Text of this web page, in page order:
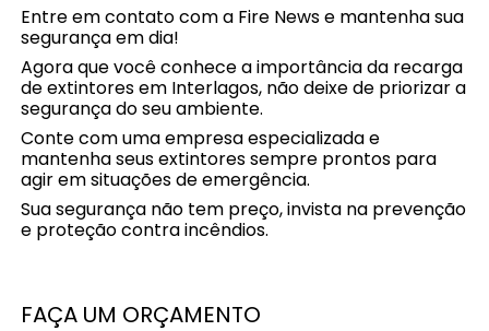
Entre em contato com a Fire News e mantenha sua
segurança em dia!
Agora que você conhece a importância da recarga
de extintores em Interlagos, não deixe de priorizar a
segurança do seu ambiente.
Conte com uma empresa especializada e
mantenha seus extintores sempre prontos para
agir em situações de emergência.
Sua segurança não tem preço, invista na prevenção
e proteção contra incêndios.
FAÇA UM ORÇAMENTO